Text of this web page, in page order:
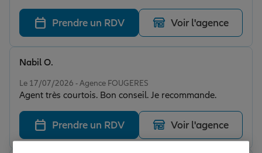
Retraite
Tous nos devis d'assurance
Prendre un RDV Voir l'agence
Le 17/07/2026 - Agence FOUGERES
Agent très courtois. Bon conseil. Je recommande.
Nabil O.
Prendre un RDV Voir l'agence